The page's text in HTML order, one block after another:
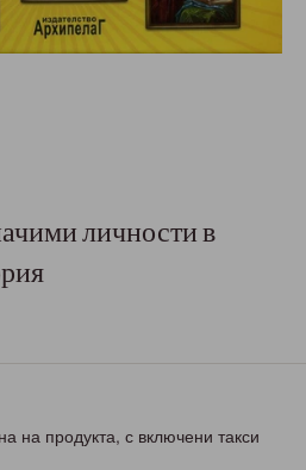
личности в
на продукта, с включени такси